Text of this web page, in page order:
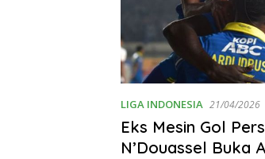
LIGA INDONESIA 21/04/2026
Eks Mesin Gol
N’Douassel Buka